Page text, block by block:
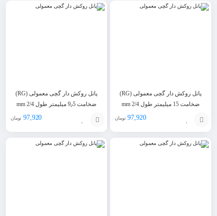
به
به
پانل روکش دار گچی معمولی (RG)
ضخامت 15 میلیمتر طول 2/4 mm
97,920 تومان
به
پانل روکش دار گچی معمولی (RG)
ضخامت 9٫5 میلیمتر طول 2/4 mm
97,920 تومان
به